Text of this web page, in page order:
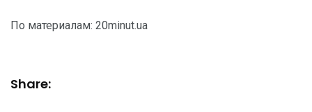
По материалам: 20minut.ua
Share: